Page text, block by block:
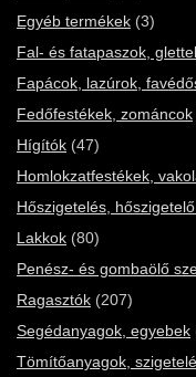
Egyéb termékek (3)
Fal- és fatapaszok,
Fapácok, lazúrok,
Fedőfestékek, zománcok
Hígítók (47)
Homlokzatfestékek,
Hőszigetelés,
Lakkok (80)
Penész- és gombaölő
Ragasztók (207)
Segédanyagok, egyebek
Tömítőanyagok,